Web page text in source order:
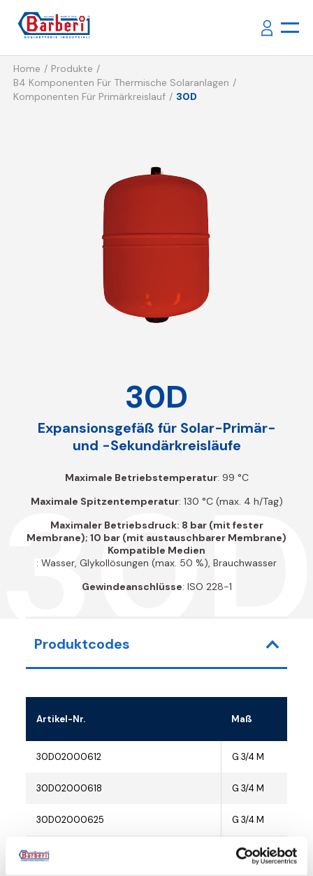
Home
Produkte
B4 Komponenten Für Thermische Solaranlagen
Komponenten Für Primärkreislauf
30D
30D
Expansionsgefäß für Solar-Primär-
und -Sekundärkreisläufe
Maximale Betriebstemperatur: 99 °C
Maximale Spitzentemperatur: 130 °C (max. 4 h/Tag)
Maximaler Betriebsdruck: 8 bar (mit fester
Membrane); 10 bar (mit austauschbarer Membrane)
Kompatible Medien
: Wasser, Glykollösungen (max. 50 %), Brauchwasser
Gewindeanschlüsse: ISO 228-1
Produktcodes
Artikel-Nr. Maß
30D02000612 G 3/4 M
30D02000618 G 3/4 M
30D02000625 G 3/4 M
30D02000640 G 3/4 M